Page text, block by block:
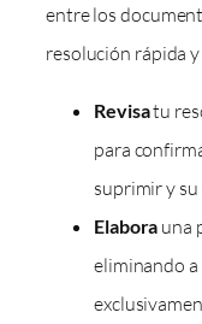
entre los
resolución rápida
Revisatu
para
suprimir y su
Elabora una
eliminando